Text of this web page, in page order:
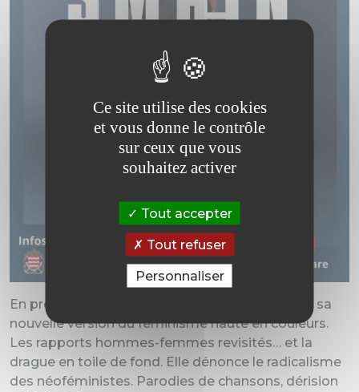
En première partie, l’humoriste Tess proposera sa
nouvelle version du féminisme haute en couleurs.
Les rapports hommes-femmes revisités… et la
drague en toile de fond. Elle dénonce le radicalisme
des néoféministes. Parodies de chansons, dérision
Ce site utilise des cookies
et vous donne le contrôle
sur ceux que vous
souhaitez activer
Tout accepter
Tout refuser
Personnaliser